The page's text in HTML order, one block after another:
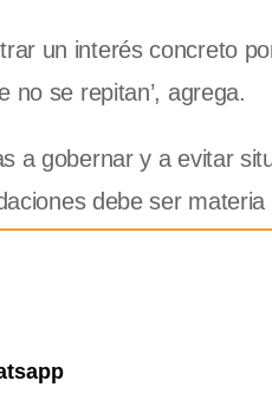
un interés concreto
no se repitan’, agrega.
a gobernar y a evitar
debe ser